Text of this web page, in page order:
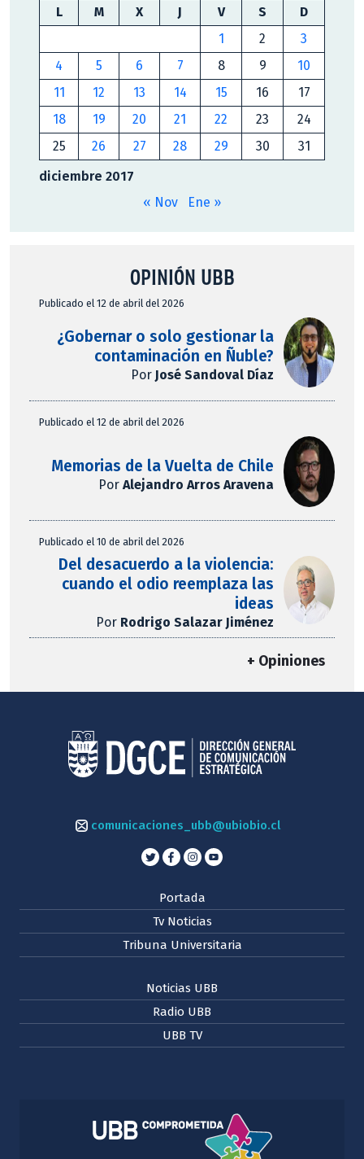
diciembre 2017
L M X J V S
D
1
2
3
4
5 6 7 8 9
10
11
12 13 14 15 16
17
18
19 20 21 22 23
24
25
26 27 28 29 30 31
« Nov Ene »
OPINIÓN UBB
Publicado el 12 de abril del 2026
¿Gobernar o solo gestionar la
contaminación en Ñuble?
Por José Sandoval Díaz
Publicado el 12 de abril del 2026
Memorias de la Vuelta de Chile
PorAlejandro Arros Aravena
Publicado el 10 de abril del 2026
Del desacuerdo a la violencia:
cuando el odio reemplaza las
ideas
Por Rodrigo Salazar Jiménez
+ Opiniones
comunicaciones_ubb@ubiobio.cl
Portada
Tv Noticias
Tribuna Universitaria
Noticias UBB
Radio UBB
UBB TV